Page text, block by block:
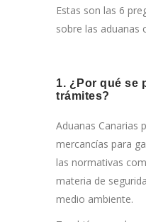
Estas son las 6
sobre las aduanas
1. ¿Por qué se
trámites?
Aduanas Canarias
mercancías para
las normativas
materia de
medio ambiente.